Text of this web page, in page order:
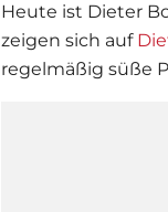
Heute ist Dieter
zeigen sich auf
regelmäßig süße